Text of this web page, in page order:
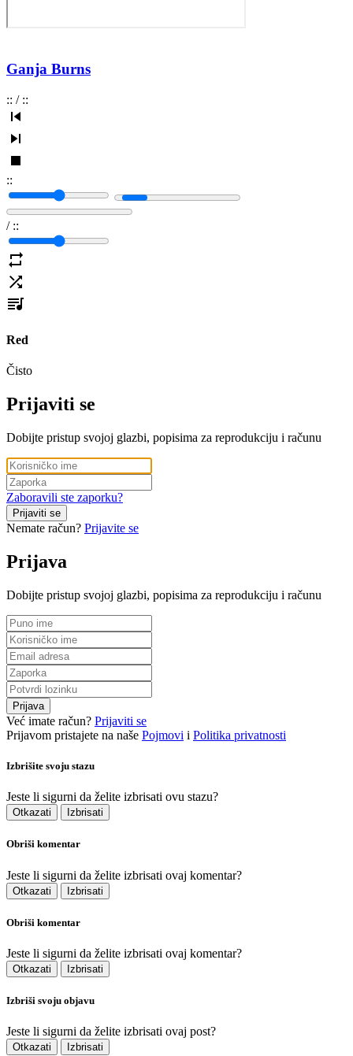
Ganja Burns
:: / ::
::
/ ::
Red
Čisto
Prijaviti se
Dobijte pristup svojoj glazbi, popisima za reprodukciju i računu
Zaboravili ste zaporku?
Prijaviti se
Nemate račun? Prijavite se
Prijava
Dobijte pristup svojoj glazbi, popisima za reprodukciju i računu
Prijava
Već imate račun? Prijaviti se
Prijavom pristajete na naše Pojmovi i Politika privatnosti
Izbrišite svoju stazu
Jeste li sigurni da želite izbrisati ovu stazu?
Otkazati Izbrisati
Obriši komentar
Jeste li sigurni da želite izbrisati ovaj komentar?
Otkazati Izbrisati
Obriši komentar
Jeste li sigurni da želite izbrisati ovaj komentar?
Otkazati Izbrisati
Izbriši svoju objavu
Jeste li sigurni da želite izbrisati ovaj post?
Otkazati Izbrisati